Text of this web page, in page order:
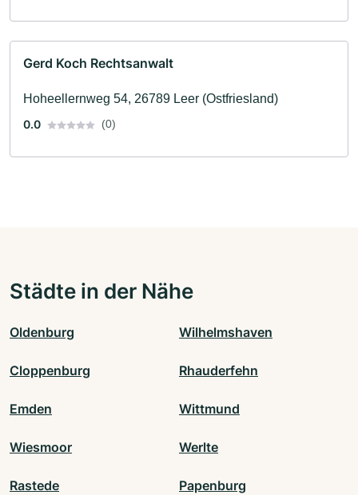
Gerd Koch Rechtsanwalt
Hoheellernweg 54, 26789 Leer (Ostfriesland)
0.0
(0)
Städte in der Nähe
Oldenburg Wilhelmshaven
Cloppenburg Rhauderfehn
Emden Wittmund
Wiesmoor Werlte
Rastede Papenburg